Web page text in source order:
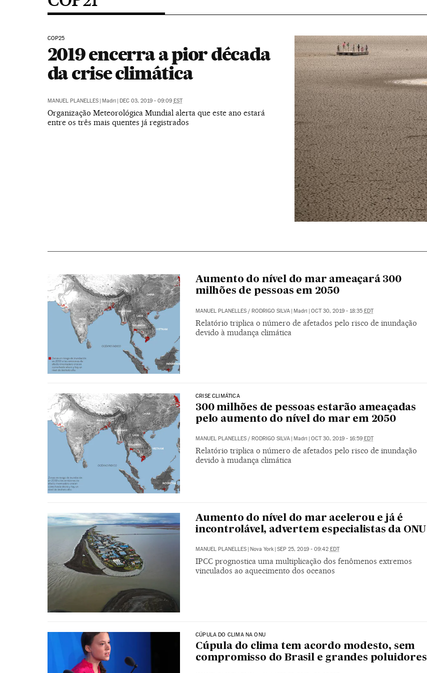
COP25
2019 encerra a pior década
da crise climática
MANUEL PLANELLES | Madri | DEC 03, 2019 - 09:09 EST
Organização Meteorológica Mundial alerta que este ano estará
entre os três mais quentes já registrados
Aumento do nível do mar ameaçará 300
milhões de pessoas em 2050
MANUEL PLANELLES/ RODRIGO SILVA | Madri | OCT 30, 2019 - 18:35 EDT
Relatório triplica o número de afetados pelo risco de inundação
devido à mudança climática
CRISE CLIMÁTICA
300 milhões de pessoas estarão ameaçadas
pelo aumento do nível do mar em 2050
MANUEL PLANELLES/ RODRIGO SILVA Madri OCT 30, 2019 - 16:59 EDT
Relatório triplica o número de afetados pelo risco de inundação
devido à mudança climática
Aumento do nível do mar acelerou e já é
incontrolável, advertem especialistas da ONU
MANUEL PLANELLES Nova York SEP 25, 2019 - 09:42 EDT
IPCC prognostica uma multiplicação dos fenômenos extremos
vinculados ao aquecimento dos oceanos
CÚPULA DO CLIMA NA ONU
Cúpula do clima tem acordo modesto, sem
compromisso do Brasil e grandes poluidores